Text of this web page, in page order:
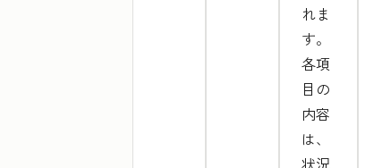
れま
す。
各項
目の
内容
は、
状況